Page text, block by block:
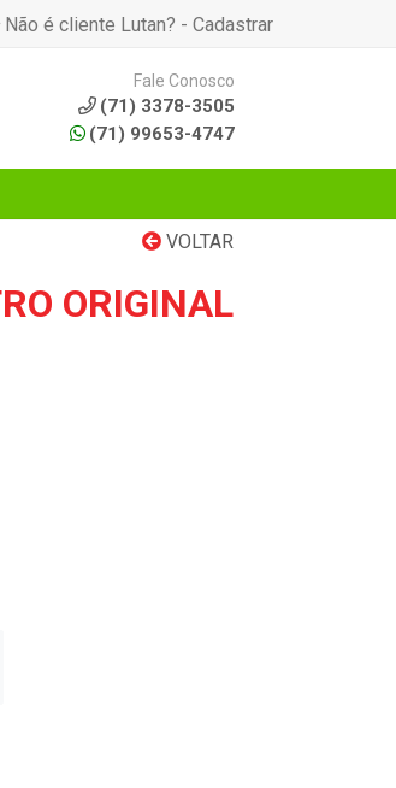
Não é cliente Lutan? - Cadastrar
Fale Conosco
(71) 3378-3505
(71) 99653-4747
VOLTAR
ORIGINAL